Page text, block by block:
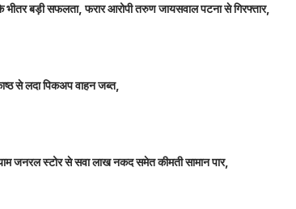
भीतर बड़ी सफलता, फरार आरोपी तरुण जायसवाल पटना से गिरफ्तार,
से लदा पिकअप वाहन जब्त,
जनरल स्टोर से सवा लाख नकद समेत कीमती सामान पार,